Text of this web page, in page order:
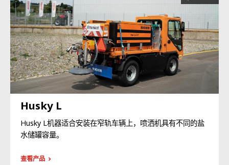
Husky L
Husky L机器适合安装在窄轨车辆上，喷洒机具有不同的盐
水储罐容量。
查看产品